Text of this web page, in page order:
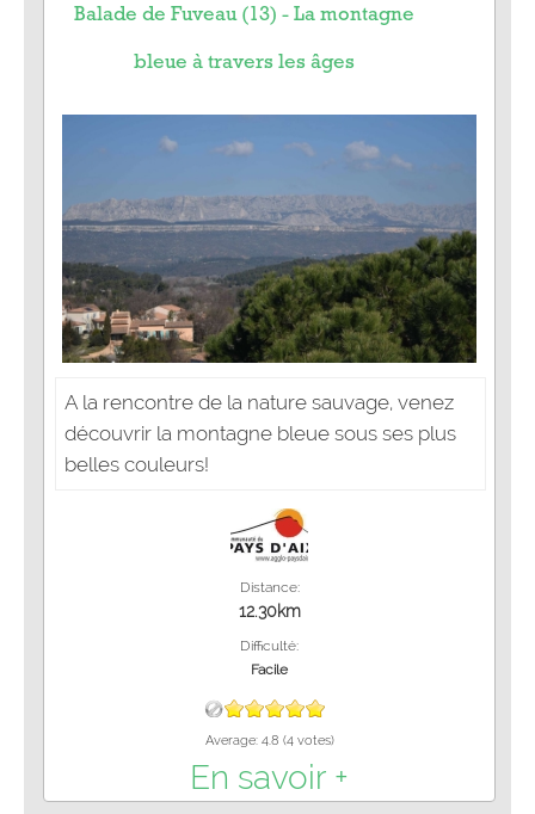
Balade de Fuveau (13) - La montagne
bleue à travers les âges
A la rencontre de la nature sauvage, venez
découvrir la montagne bleue sous ses plus
belles couleurs!
Distance:
12.30km
Difficulté:
Facile
Average: 4.8 (4votes)
En savoir +